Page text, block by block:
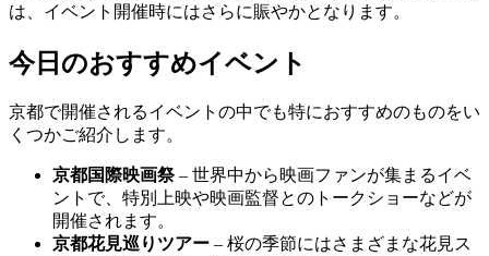
は、イベント開催時にはさらに賑やかとなります。
今日のおすすめイベント
京都で開催されるイベントの中でも特におすすめのものをい
くつかご紹介します。
京都国際映画祭– 世界中から映画ファンが集まるイベ
ントで、特別上映や映画監督とのトークショーなどが
開催されます。
京都花見巡りツアー – 桜の季節にはさまざまな花見ス